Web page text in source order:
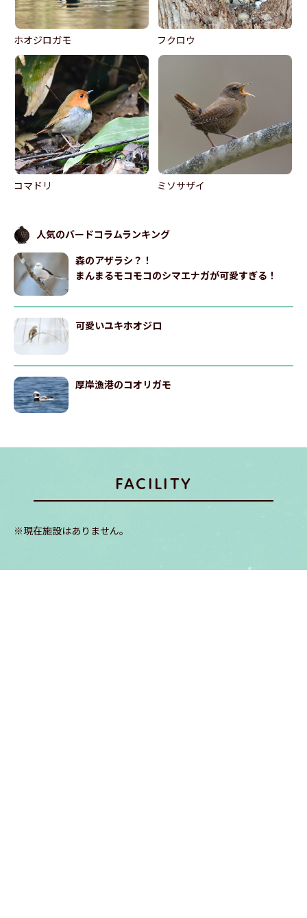
ホオジロガモ フクロウ
コマドリ ミソサザイ
人気のバードコラムランキング
森のアザラシ？！
まんまるモコモコのシマエナガが可愛すぎる！
可愛いユキホオジロ
厚岸漁港のコオリガモ
FACILITY
※現在施設はありません。